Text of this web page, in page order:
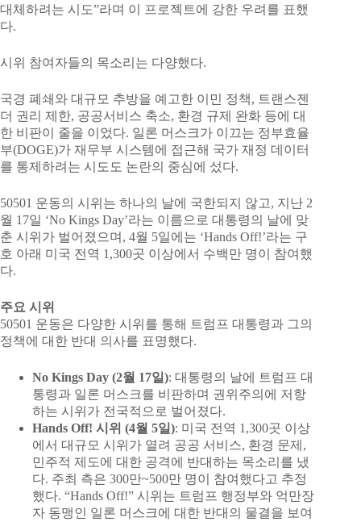
대체하려는 시도”라며 이 프로젝트에 강한 우려를 표했
다.
시위 참여자들의 목소리는 다양했다.
국경 폐쇄와 대규모 추방을 예고한 이민 정책, 트랜스젠
더 권리 제한, 공공서비스 축소, 환경 규제 완화 등에 대
한 비판이 줄을 이었다. 일론 머스크가 이끄는 정부효율
부(DOGE)가 재무부 시스템에 접근해 국가 재정 데이터
를 통제하려는 시도도 논란의 중심에 섰다.
50501 운동의 시위는 하나의 날에 국한되지 않고, 지난 2
월 17일 ‘No Kings Day’라는 이름으로 대통령의 날에 맞
춘 시위가 벌어졌으며, 4월 5일에는 ‘Hands Off!’라는 구
호 아래 미국 전역 1,300곳 이상에서 수백만 명이 참여했
다.
주요 시위
50501 운동은 다양한 시위를 통해 트럼프 대통령과 그의
정책에 대한 반대 의사를 표명했다.
No Kings Day (2월 17일): 대통령의 날에 트럼프 대
통령과 일론 머스크를 비판하며 권위주의에 저항
하는 시위가 전국적으로 벌어졌다.
Hands Off! 시위 (4월 5일): 미국 전역 1,300곳 이상
에서 대규모 시위가 열려 공공 서비스, 환경 문제,
민주적 제도에 대한 공격에 반대하는 목소리를 냈
다. 주최 측은 300만~500만 명이 참여했다고 추정
했다. “Hands Off!” 시위는 트럼프 행정부와 억만장
자 동맹인 일론 머스크에 대한 반대의 물결을 보여